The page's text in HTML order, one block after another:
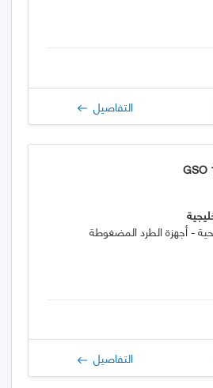
التفاصيل
GSO
- أجهزة الطرد المضغوطة
التفاصيل